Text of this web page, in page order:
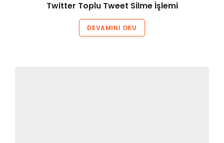
Twitter Toplu Tweet Silme İşlemi
DEVAMINI OKU